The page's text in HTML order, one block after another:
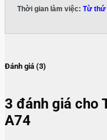
Thời gian làm việc: Từ thứ
Đánh giá (3)
3 đánh giá cho
A74